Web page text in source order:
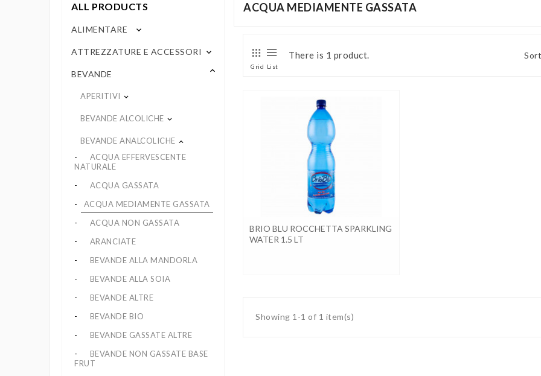
ALL PRODUCTS
ALIMENTARE keyboard_arrow_down
ATTREZZATURE E ACCESSORI keyboard_arrow_down
BEVANDE keyboard_arrow_up
APERITIVI keyboard_arrow_down
BEVANDE ALCOLICHE keyboard_arrow_down
BEVANDE ANALCOLICHE keyboard_arrow_up
ACQUA EFFERVESCENTE
NATURALE
ACQUA GASSATA
ACQUA MEDIAMENTE GASSATA
ACQUA NON GASSATA
ARANCIATE
BEVANDE ALLA MANDORLA
BEVANDE ALLA SOIA
BEVANDE ALTRE
BEVANDE BIO
BEVANDE GASSATE ALTRE
BEVANDE NON GASSATE BASE
FRUT
ACQUA MEDIAMENTE GASSATA
Grid List
There is 1 product.
BRIO BLU ROCCHETTA SPARKLING
WATER 1.5 LT
Showing 1-1 of 1 item(s)